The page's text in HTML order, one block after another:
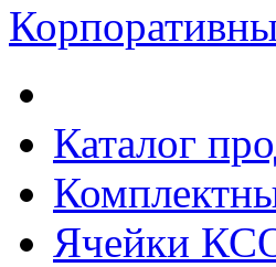
Каталог
Ячейки